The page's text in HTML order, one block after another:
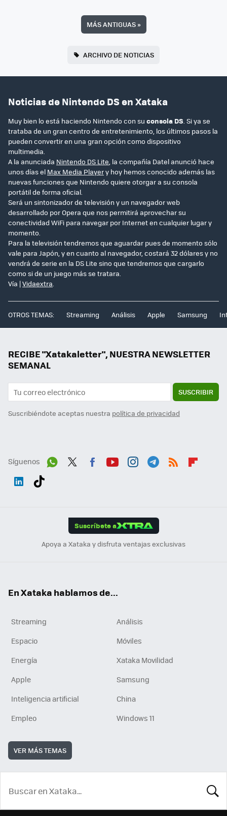
MÁS ANTIGUAS»
ARCHIVO DE NOTICIAS
Noticias de Nintendo DS en Xataka
Muy bien lo está haciendo Nintendo con su consola DS. Si ya se
trataba de un gran centro de entretenimiento, los últimos pasos la
pueden convertir en una gran opción como dispositivo
multimedia.
A la anunciada Nintendo DS Lite, la compañía Datel anunció hace
unos días el Max Media Playery hoy hemos conocido además las
nuevas funciones que Nintendo quiere otorgar a su consola
portátil de forma oficial.
Será un sintonizador de televisión y un navegador web
desarrollado por Opera que nos permitirá aprovechar su
conectividad WiFi para navegar por Internet en cualquier lugar y
momento.
Para la televisión tendremos que aguardar pues de momento sólo
vale para Japón, y en cuanto al navegador, costará 32 dólares y no
vendrá de serie en la DS Lite sino que tendremos que cargarlo
como si de un juego más se tratara.
Vía |Vidaextra.
OTROS TEMAS: Streaming Análisis Apple Samsung
RECIBE "Xatakaletter", NUESTRA NEWSLETTER
SEMANAL
SUSCRIBIR
Suscribiéndote aceptas nuestra política de privacidad
Síguenos
Suscríbete a
Apoya a Xataka y disfruta ventajas exclusivas
En Xataka hablamos de...
Streaming
Análisis
Espacio
Móviles
Energía
Xataka Movilidad
Apple
Samsung
Inteligencia artificial
China
Empleo
Windows 11
VER MÁS TEMAS